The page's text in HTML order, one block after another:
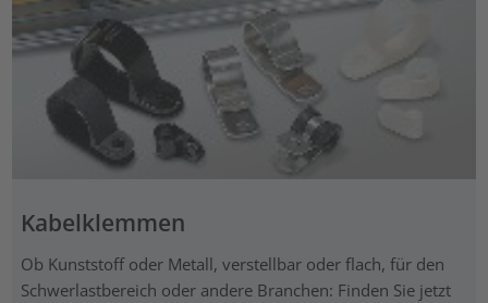
Kabelklemmen
Ob Kunststoff oder Metall, verstellbar oder flach, für den
Schwerlastbereich oder andere Branchen: Finden Sie jetzt